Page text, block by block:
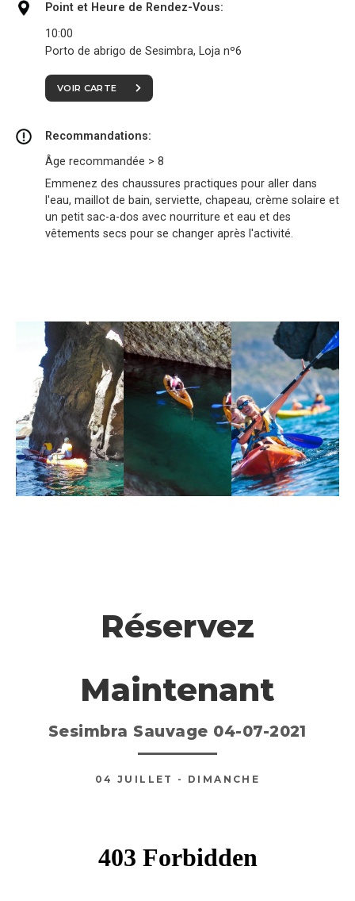
Point et Heure de Rendez-Vous:
10:00
Porto de abrigo de Sesimbra, Loja nº6
VOIR CARTE
Recommandations:
Âge recommandée > 8
Emmenez des chaussures practiques pour aller dans
l'eau, maillot de bain, serviette, chapeau, crème solaire et
un petit sac-a-dos avec nourriture et eau et des
vêtements secs pour se changer après l'activité.
Réservez
Maintenant
Sesimbra Sauvage 04-07-2021
04 JUILLET - DIMANCHE